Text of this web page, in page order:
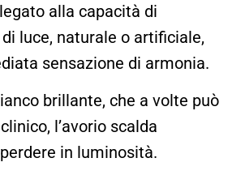
alla capacità di
luce, naturale o artificiale,
sensazione di armonia.
brillante, che a volte può
l’avorio scalda
in luminosità.